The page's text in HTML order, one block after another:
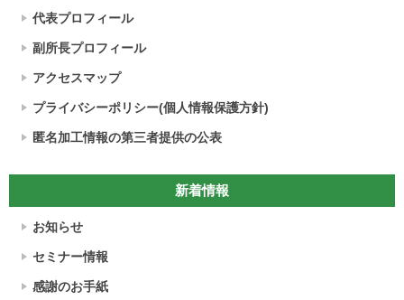
代表プロフィール
副所長プロフィール
アクセスマップ
プライバシーポリシー(個人情報保護方針)
匿名加工情報の第三者提供の公表
新着情報
お知らせ
セミナー情報
感謝のお手紙